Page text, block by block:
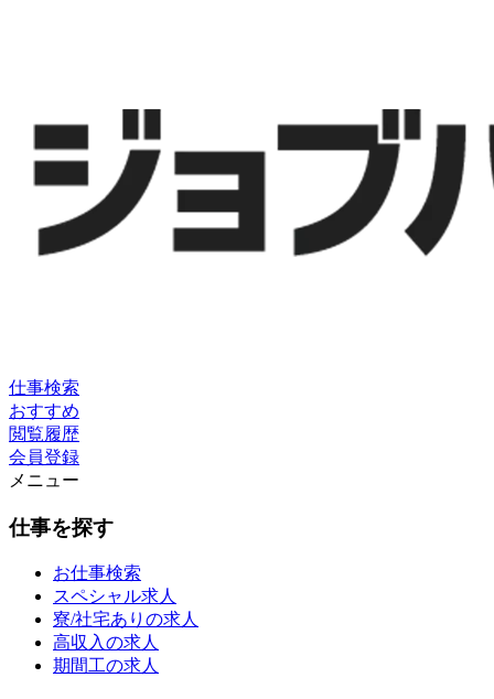
仕事検索
おすすめ
閲覧履歴
会員登録
メニュー
仕事を探す
お仕事検索
スペシャル求人
寮/社宅ありの求人
高収入の求人
期間工の求人